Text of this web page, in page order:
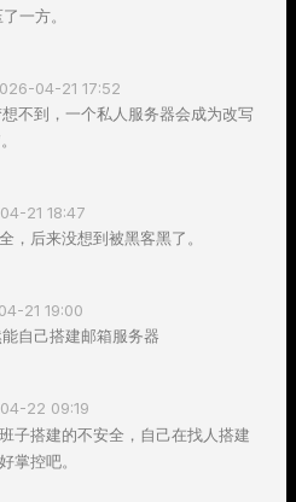
一方。
04-21 17:52
不到，一个私人服务器会成为改写
21 18:47
，后来没想到被黑客黑了。
21 19:00
自己搭建邮箱服务器
22 09:19
子搭建的不安全，自己在找人搭建
掌控吧。